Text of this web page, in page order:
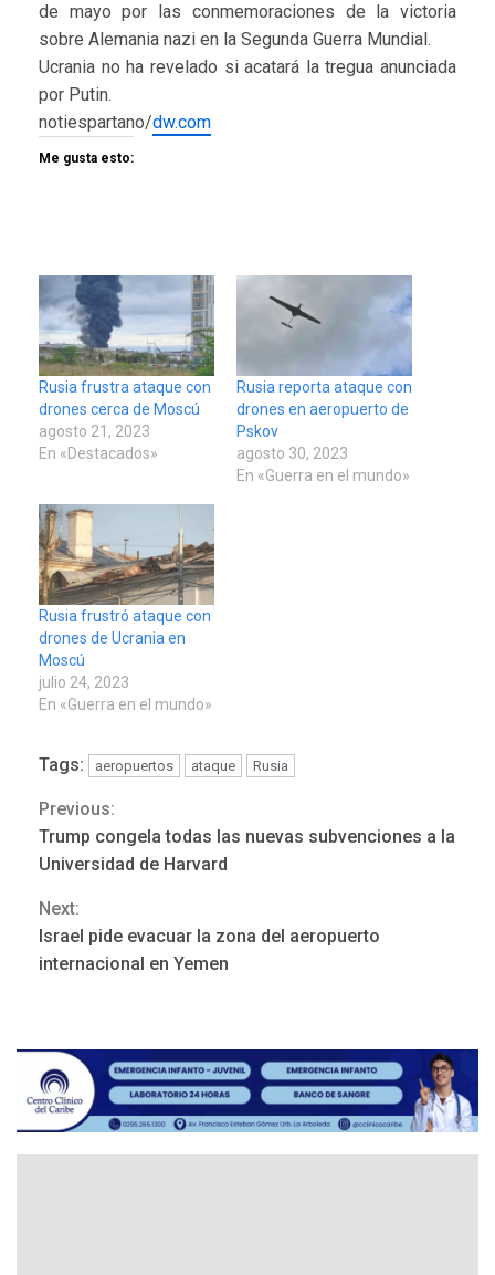
de mayo por las conmemoraciones de la victoria
sobre Alemania nazi en la Segunda Guerra Mundial.
Ucrania no ha revelado si acatará la tregua anunciada
por Putin.
notiespartano/dw.com
Me gusta esto:
Rusia frustra ataque con
drones cerca de Moscú
agosto 21, 2023
En «Destacados»
Rusia reporta ataque con
drones en aeropuerto de
Pskov
agosto 30, 2023
En «Guerra en el mundo»
Rusia frustró ataque con
drones de Ucrania en
Moscú
julio 24, 2023
En «Guerra en el mundo»
Tags: aeropuertos ataque Rusia
Continue
Reading
Previous:
Trump congela todas las nuevas subvenciones a la
Universidad de Harvard
Next:
Israel pide evacuar la zona del aeropuerto
internacional en Yemen
3
POLÍTICA
TITULARES
ÚLTIMA HORA
diálogo en Venezuela
4
nueva mesa de diálogo
INTERNACIONALES ÚLTIMA HORA